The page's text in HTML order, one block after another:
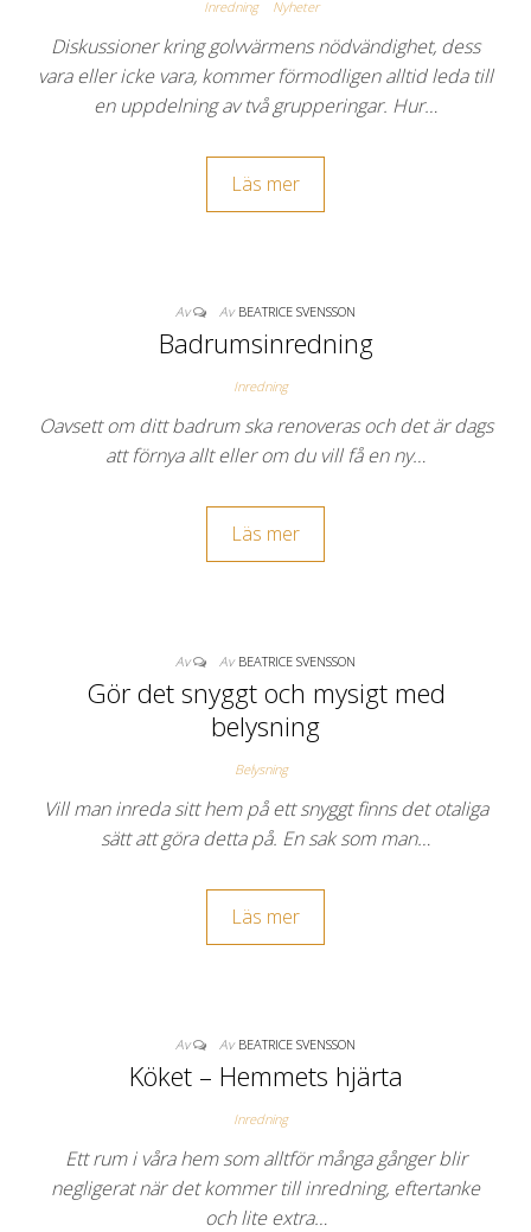
Inredning Nyheter
Diskussioner kring golvvärmens nödvändighet, dess
vara eller icke vara, kommer förmodligen alltid leda till
en uppdelning av två grupperingar. Hur…
Läs mer
Av Av BEATRICE SVENSSON
Badrumsinredning
Inredning
Oavsett om ditt badrum ska renoveras och det är dags
att förnya allt eller om du vill få en ny…
Läs mer
Av Av BEATRICE SVENSSON
Gör det snyggt och mysigt med
belysning
Belysning
Vill man inreda sitt hem på ett snyggt finns det otaliga
sätt att göra detta på. En sak som man…
Läs mer
Av Av BEATRICE SVENSSON
Köket – Hemmets hjärta
Inredning
Ett rum i våra hem som alltför många gånger blir
negligerat när det kommer till inredning, eftertanke
och lite extra…